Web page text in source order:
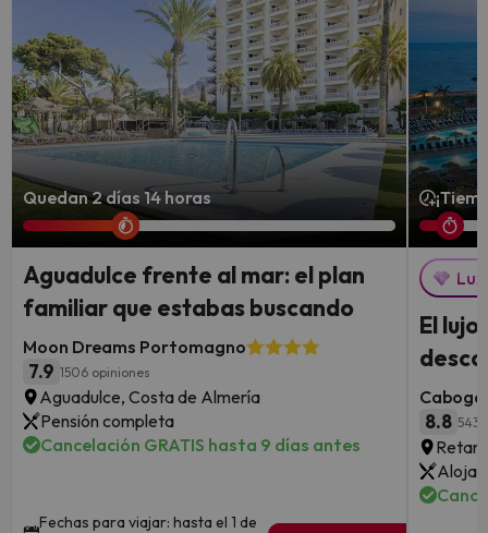
Quedan 2 días 14 horas
Aguadulce frente al mar: el plan
familiar que estabas buscando
Moon Dreams Portomagno
7.9 1506 opiniones
Aguadulce, Costa de Almería
Pensión completa
Cancelación GRATIS hasta 9 días antes
Fechas para viajar: hasta el 1 de
El
8.8 543